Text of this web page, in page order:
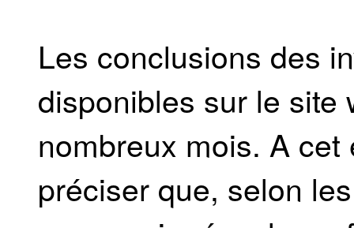
Les conclusions des
disponibles sur le site
nombreux mois. A
préciser que, selon